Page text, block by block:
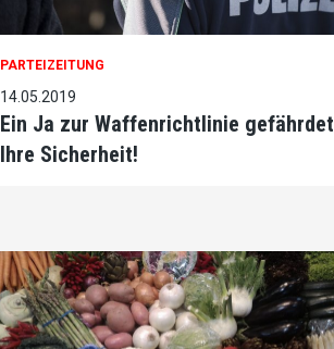
PARTEIZEITUNG
14.05.2019
Ein Ja zur Waffenrichtlinie gefährdet
Ihre Sicherheit!